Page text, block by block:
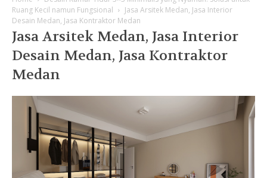
Ruang Kecil namun Fungsional
Jasa Arsitek Medan, Jasa Interior
Desain Medan, Jasa Kontraktor Medan
Jasa Arsitek Medan, Jasa Interior
Desain Medan, Jasa Kontraktor
Medan